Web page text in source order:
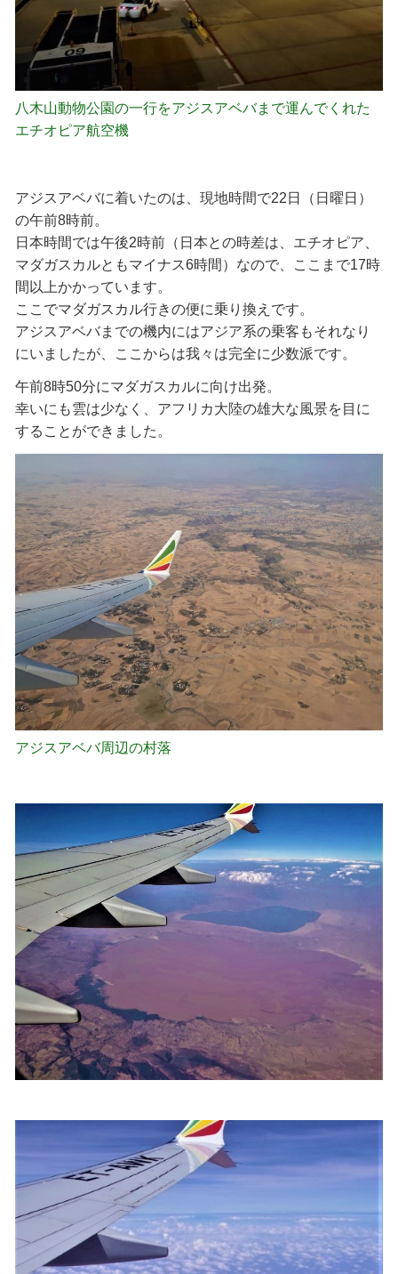
八木山動物公園の一行をアジスアベバまで運んでくれた
エチオピア航空機
アジスアベバに着いたのは、現地時間で22日（日曜日）
の午前8時前。
日本時間では午後2時前（日本との時差は、エチオピア、
マダガスカルともマイナス6時間）なので、ここまで17時
間以上かかっています。
ここでマダガスカル行きの便に乗り換えです。
アジスアベバまでの機内にはアジア系の乗客もそれなり
にいましたが、ここからは我々は完全に少数派です。
午前8時50分にマダガスカルに向け出発。
幸いにも雲は少なく、アフリカ大陸の雄大な風景を目に
することができました。
アジスアベバ周辺の村落